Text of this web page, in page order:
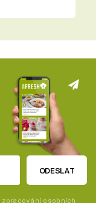
ODESLAT
zpracování osobních